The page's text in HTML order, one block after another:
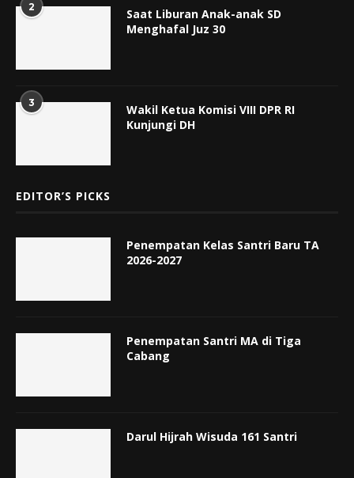
2
Saat Liburan Anak-anak SD
Menghafal Juz 30
3
Wakil Ketua Komisi VIII DPR RI
Kunjungi DH
EDITOR’S PICKS
Penempatan Kelas Santri Baru TA
2026-2027
Penempatan Santri MA di Tiga
Cabang
Darul Hijrah Wisuda 161 Santri